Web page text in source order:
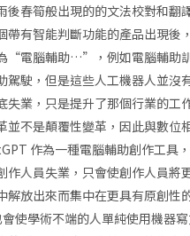
後春筍般出現的的文法校對和翻
帶有智能判斷功能的產品出現後
“電腦輔助…”，例如電腦輔助
駕駛，但是這些人工機器人並沒
失業，只是提升了那個行業的工
並不是顛覆性變革，因此與數位
作為一種電腦輔助創作工具
作人員失業，只會使創作人員將
解放出來而集中在更具有原創性
使學術不端的人單純使用機器